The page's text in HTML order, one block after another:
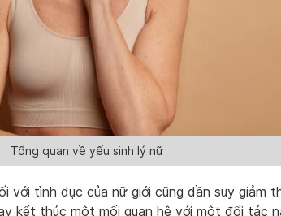
Tổng quan về yếu sinh lý nữ
với tình dục của nữ giới cũng dần suy giảm
kết thúc một mối quan hệ với một đối tác